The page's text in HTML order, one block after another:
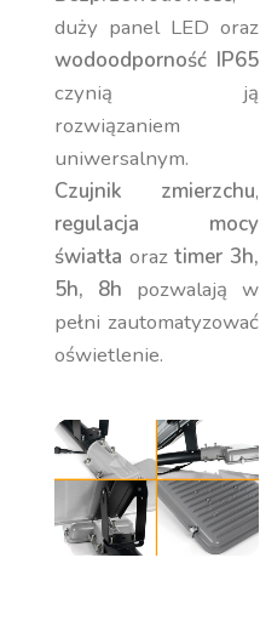
duży panel LED oraz
wodoodporność IP65
czynią ją
rozwiązaniem
uniwersalnym.
Czujnik zmierzchu,
regulacja mocy
światła oraztimer 3h,
5h, 8h pozwalają w
pełni zautomatyzować
oświetlenie.